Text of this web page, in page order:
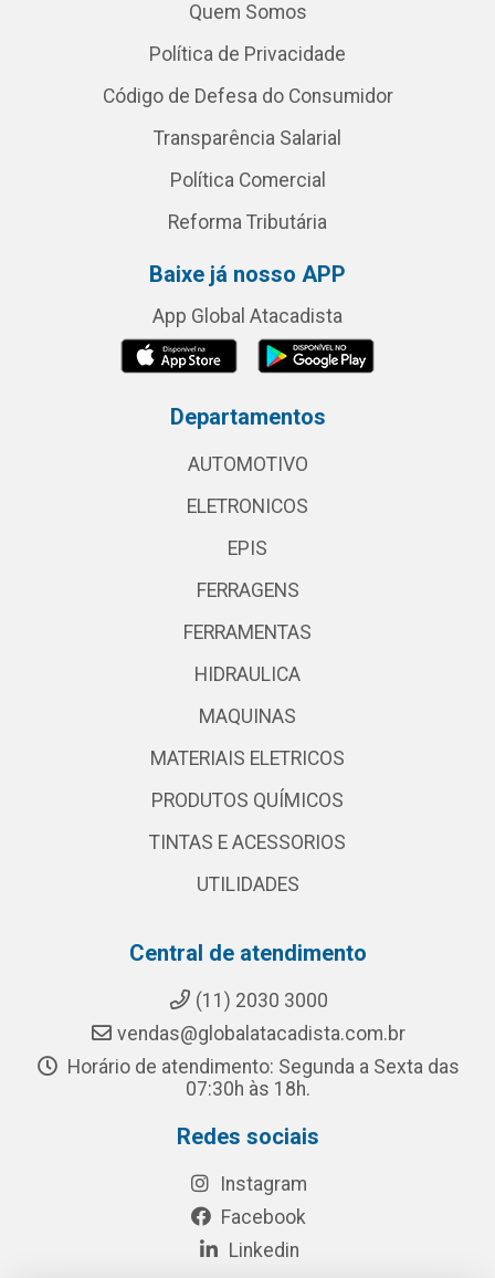
Quem Somos
Política de Privacidade
Código de Defesa do Consumidor
Transparência Salarial
Política Comercial
Reforma Tributária
Baixe já nosso APP
App Global Atacadista
Departamentos
AUTOMOTIVO
ELETRONICOS
EPIS
FERRAGENS
FERRAMENTAS
HIDRAULICA
MAQUINAS
MATERIAIS ELETRICOS
PRODUTOS QUÍMICOS
TINTAS E ACESSORIOS
UTILIDADES
Central de atendimento
(11) 2030 3000
vendas@globalatacadista.com.br
Horário de atendimento: Segunda a Sexta das
07:30h às 18h.
Redes sociais
Instagram
Facebook
Linkedin